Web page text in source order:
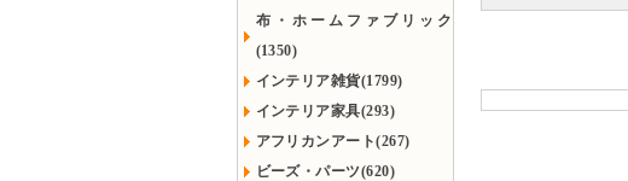
布・ホームファブリック
(1350)
インテリア雑貨(1799)
インテリア家具(293)
アフリカンアート(267)
ビーズ・パーツ(620)